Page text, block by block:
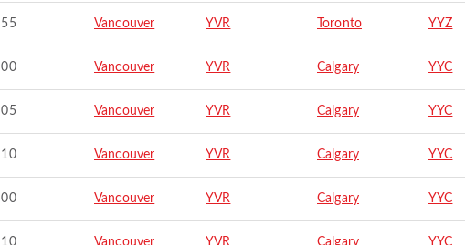
Vancouver YVR Toronto YYZ
Vancouver YVR Calgary YYC
Vancouver YVR Calgary YYC
Vancouver YVR Calgary YYC
Vancouver YVR Calgary YYC